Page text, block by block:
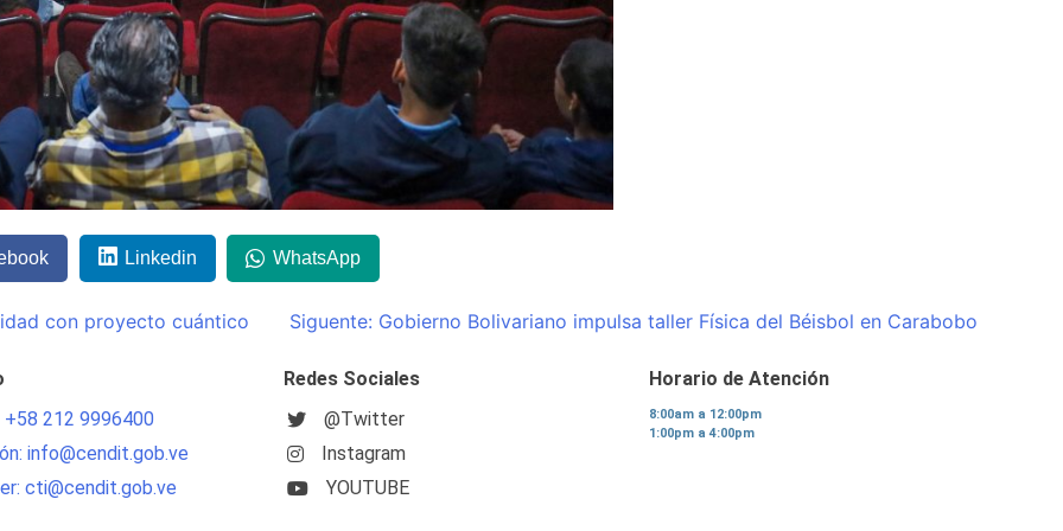
Linkedin WhatsApp
con proyecto cuántico Siguente: Gobierno Bolivariano impulsa taller Física del Béisbol en Carabobo
212 9996400
info@cendit.gob.ve
cti@cendit.gob.ve
Redes Sociales
@Twitter
Instagram
YOUTUBE
Horario de Atención
8:00am a 12:00pm
1:00pm a 4:00pm